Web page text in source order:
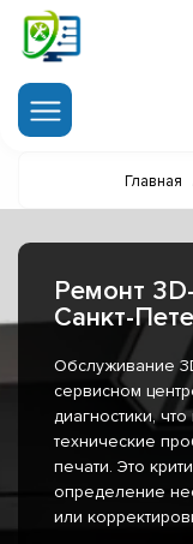
Главная
Ремонт
Санкт-
Обслуживание
сервисном
диагностики,
технические
печати. Это
определение
или